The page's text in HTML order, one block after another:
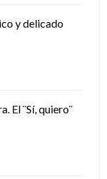
y delicado
El ¨Sí, quiero¨